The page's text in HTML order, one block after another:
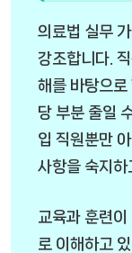
의료법 실무
강조합니다.
해를 바탕으로
당 부분 줄일
입 직원뿐만
사항을 숙지하
교육과 훈련
로 이해하고